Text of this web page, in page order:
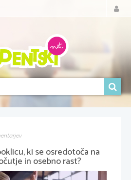
ki se osredotoča na
in osebno rast?